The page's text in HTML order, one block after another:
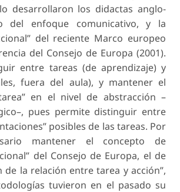
desarrollaron los didactas anglo-
del enfoque comunicativo, y la
del reciente Marco europeo
del Consejo de Europa (2001).
entre tareas (de aprendizaje) y
fuera del aula), y mantener el
en el nivel de abstracción –
pues permite distinguir entre
posibles de las tareas. Por
mantener el concepto de
del Consejo de Europa, el de
de la relación entre tarea y acción”,
tuvieron en el pasado su